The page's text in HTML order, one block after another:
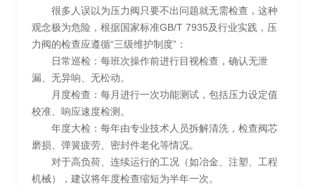
很多人误以为压力阀只要不出问题就无需检查，这种
观念极为危险，根据国家标准GB/T 7935及行业实践，压
力阀的检查应遵循“三级维护制度”：
日常巡检：每班次操作前进行目视检查，确认无泄
漏、无异响、无松动。
月度检查：每月进行一次功能测试，包括压力设定值
校准、响应速度检测。
年度大检：每年由专业技术人员拆解清洗，检查阀芯
磨损、弹簧疲劳、密封件老化等情况。
对于高负荷、连续运行的工况（如冶金、注塑、工程
机械），建议将年度检查缩短为半年一次。